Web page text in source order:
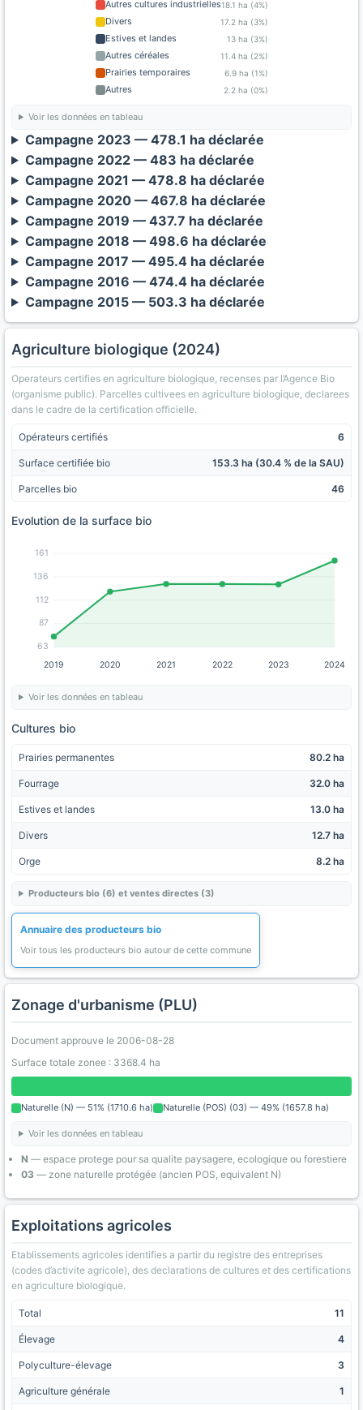
Autres cultures industrielles18.1 ha (4%)
Divers 17.2 ha (3%)
Estives et landes 13 ha (3%)
Autres céréales 11.4 ha (2%)
Prairies temporaires 6.9 ha (1%)
Autres 2.2 ha (0%)
Voir les données en tableau
Campagne 2023 — 478.1 ha déclarée
Campagne 2022 — 483 ha déclarée
Campagne 2021 — 478.8 ha déclarée
Campagne 2020 — 467.8 ha déclarée
Campagne 2019 — 437.7 ha déclarée
Campagne 2018 — 498.6 ha déclarée
Campagne 2017 — 495.4 ha déclarée
Campagne 2016 — 474.4 ha déclarée
Campagne 2015 — 503.3 ha déclarée
Agriculture biologique (2024)
Operateurs certifies en agriculture biologique, recenses par l’Agence Bio
(organisme public). Parcelles cultivees en agriculture biologique, declarees
dans le cadre de la certification officielle.
Opérateurs certifiés 6
Surface certifiée bio 153.3 ha (30.4 % de la SAU)
Parcelles bio 46
Evolution de la surface bio
63
87
112
136
161
2019 2020 2021 2022 2023 2024
Voir les données en tableau
Cultures bio
Prairies permanentes 80.2 ha
Fourrage 32.0 ha
Estives et landes 13.0 ha
Divers 12.7 ha
Orge 8.2 ha
Producteurs bio (6) et ventes directes (3)
Annuaire des producteurs bio
Voir tous les producteurs bio autour de cette commune
Zonage d'urbanisme (PLU)
Document approuve le 2006-08-28
Surface totale zonee : 3368.4 ha
Naturelle (N) — 51% (1710.6 ha) Naturelle (POS) (03) — 49% (1657.8 ha)
Voir les données en tableau
N — espace protege pour sa qualite paysagere, ecologique ou forestiere
03 — zone naturelle protégée (ancien POS, equivalent N)
Exploitations agricoles
Etablissements agricoles identifies a partir du registre des entreprises
(codes d’activite agricole), des declarations de cultures et des certifications
en agriculture biologique.
Total 11
Élevage 4
Polyculture-élevage 3
Agriculture générale 1